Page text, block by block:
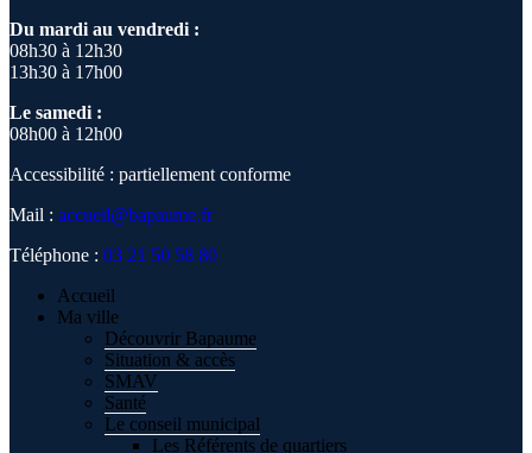
Du mardi au vendredi :
08h30 à 12h30
13h30 à 17h00
Le samedi :
08h00 à 12h00
Accessibilité : partiellement conforme
Mail : accueil@bapaume.fr
Téléphone : 03 21 50 58 80
Accueil
Ma ville
Découvrir Bapaume
Situation & accès
SMAV
Santé
Le conseil municipal
Les Référents de quartiers